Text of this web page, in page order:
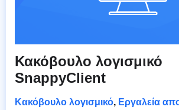
Κακόβουλο λογισμικό
SnappyClient
Κακόβουλο λογισμικό, Εργαλεία